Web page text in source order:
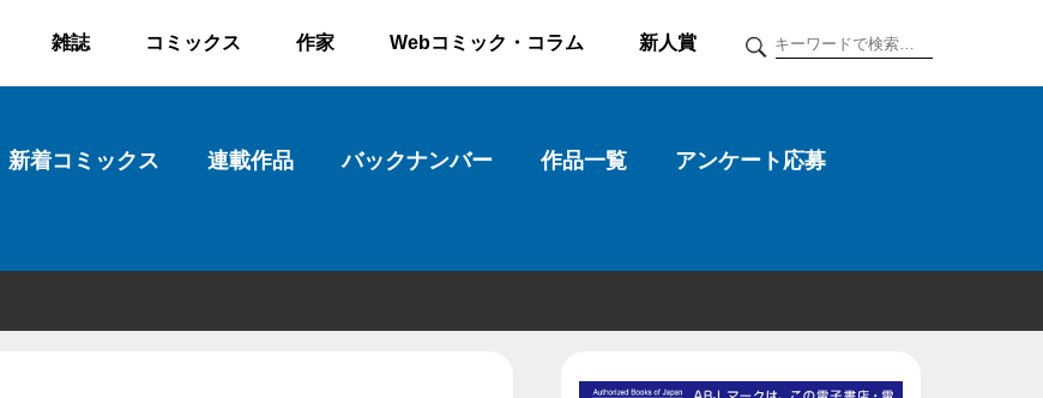
雑誌 コミックス 作家 Webコミック・コラム 新人賞
新着コミックス 連載作品 バックナンバー 作品一覧 アンケート応募